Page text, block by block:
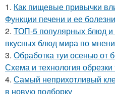
1. Как пищевые привычки
Функции печени и ее болезни
2. ТОП-5 популярных блюд и
вкусных блюд мира по
3. Обработка туи осенью от
Схема и технология
4. Самый неприхотливый
в новую подборку